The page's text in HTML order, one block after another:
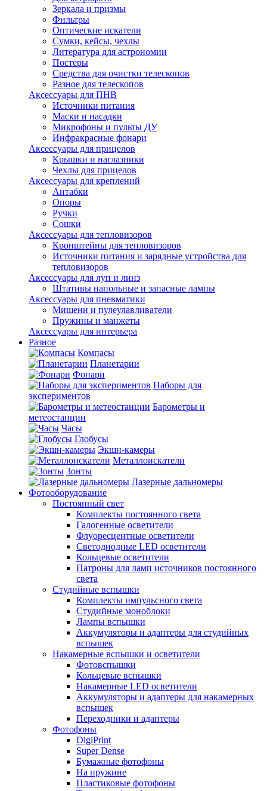
Зеркала и призмы
Фильтры
Оптические искатели
Сумки, кейсы, чехлы
Литература для астрономии
Постеры
Средства для очистки телескопов
Разное для телескопов
Аксессуары для ПНВ
Источники питания
Маски и насадки
Микрофоны и пульты ДУ
Инфракрасные фонари
Аксессуары для прицелов
Крышки и наглазники
Чехлы для прицелов
Аксессуары для креплений
Антабки
Опоры
Ручки
Сошки
Аксессуары для тепловизоров
Кронштейны для тепловизоров
Источники питания и зарядные устройства для
тепловизоров
Аксессуары для луп и линз
Штативы напольные и запасные лампы
Аксессуары для пневматики
Мишени и пулеулавливатели
Пружины и манжеты
Аксессуары для интерьера
Разное
Компасы
Планетарии
Фонари
Наборы для
экспериментов
Барометры и
метеостанции
Часы
Глобусы
Экшн-камеры
Металлоискатели
Зонты
Лазерные дальномеры
Фотооборудование
Постоянный свет
Комплекты постоянного света
Галогенные осветители
Флуоресцентные осветители
Светодиодные LED осветители
Кольцевые осветители
Патроны для ламп источников постоянного
света
Студийные вспышки
Комплекты импульсного света
Студийные моноблоки
Лампы вспышки
Аккумуляторы и адаптеры для студийных
вспышек
Накамерные вспышки и осветители
Фотовспышки
Кольцевые вспышки
Накамерные LED осветители
Аккумуляторы и адаптеры для накамерных
вспышек
Переходники и адаптеры
Фотофоны
DigiPrint
Super Dense
Бумажные фотофоны
На пружине
Пластиковые фотофоны